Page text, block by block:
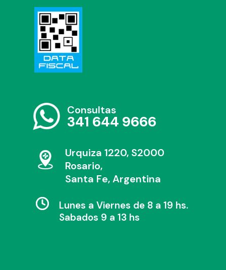
Consultas
341 644 9666
Urquiza 1220, S2000
Rosario,
Santa Fe, Argentina
Lunes a Viernes de 8 a 19 hs.
Sabados 9 a 13 hs